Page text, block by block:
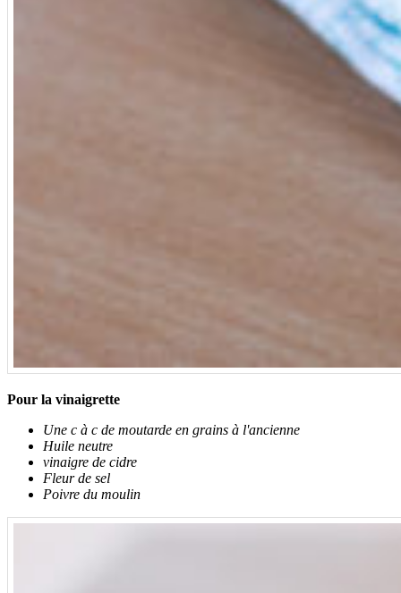
Pour la vinaigrette
Une c à c de moutarde en grains à l'ancienne
Huile neutre
vinaigre de cidre
Fleur de sel
Poivre du moulin